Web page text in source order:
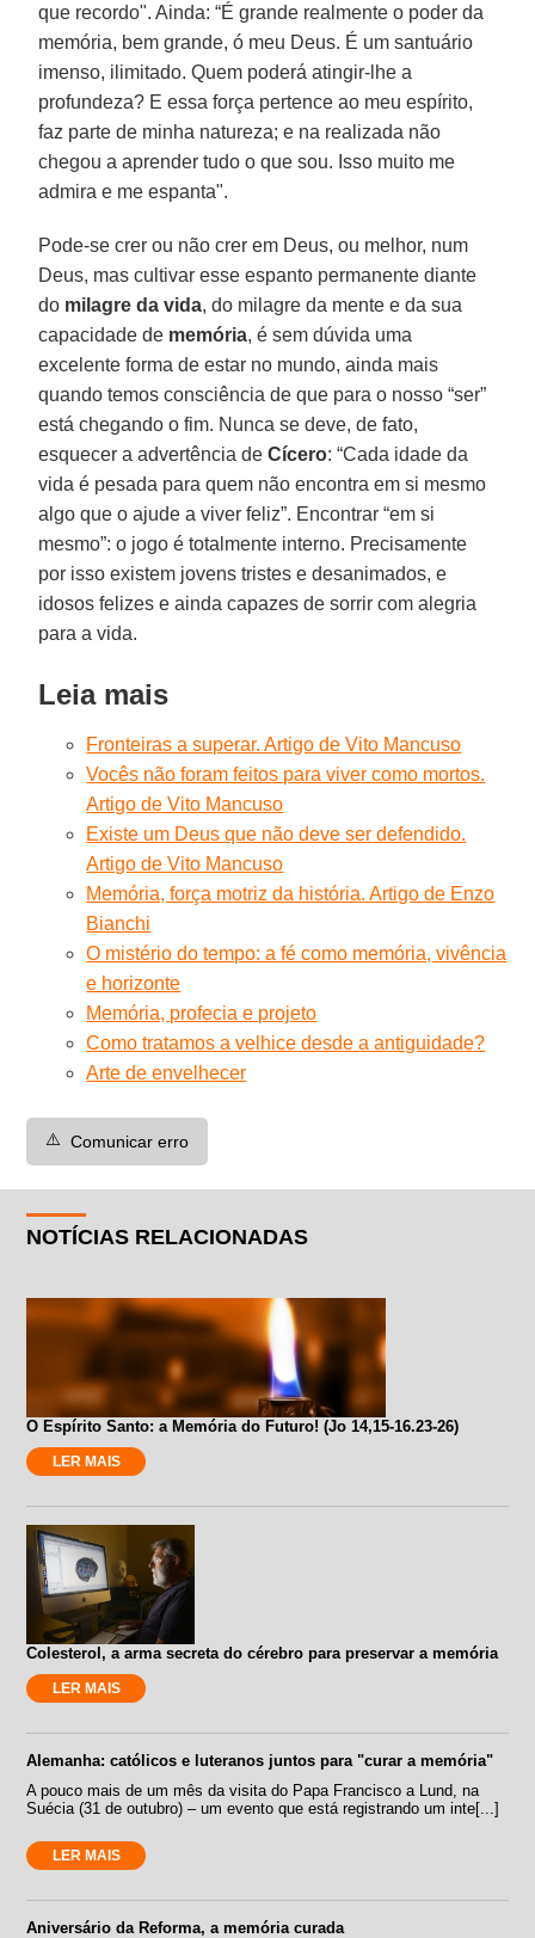
que recordo". Ainda: “É grande realmente o poder da
memória, bem grande, ó meu Deus. É um santuário
imenso, ilimitado. Quem poderá atingir-lhe a
profundeza? E essa força pertence ao meu espírito,
faz parte de minha natureza; e na realizada não
chegou a aprender tudo o que sou. Isso muito me
admira e me espanta".
Pode-se crer ou não crer em Deus, ou melhor, num
Deus, mas cultivar esse espanto permanente diante
do milagre da vida, do milagre da mente e da sua
capacidade de memória, é sem dúvida uma
excelente forma de estar no mundo, ainda mais
quando temos consciência de que para o nosso “ser”
está chegando o fim. Nunca se deve, de fato,
esquecer a advertência deCícero: “Cada idade da
vida é pesada para quem não encontra em si mesmo
algo que o ajude a viver feliz”. Encontrar “em si
mesmo”: o jogo é totalmente interno. Precisamente
por isso existem jovens tristes e desanimados, e
idosos felizes e ainda capazes de sorrir com alegria
para a vida.
Leia mais
Fronteiras a superar. Artigo de Vito Mancuso
Vocês não foram feitos para viver como mortos.
Artigo de Vito Mancuso
Existe um Deus que não deve ser defendido.
Artigo de Vito Mancuso
Memória, força motriz da história. Artigo de Enzo
Bianchi
O mistério do tempo: a fé como memória, vivência
e horizonte
Memória, profecia e projeto
Como tratamos a velhice desde a antiguidade?
Arte de envelhecer
⚠️ Comunicar erro
NOTÍCIAS RELACIONADAS
O Espírito Santo: a Memória do Futuro! (Jo 14,15-16.23-26)
LER MAIS
Colesterol, a arma secreta do cérebro para preservar a memória
LER MAIS
Alemanha: católicos e luteranos juntos para "curar a memória"
A pouco mais de um mês da visita do Papa Francisco a Lund, na
Suécia (31 de outubro) – um evento que está registrando um inte[...]
LER MAIS
Aniversário da Reforma, a memória curada